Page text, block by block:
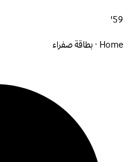
59'
Home · بطاقة صفراء